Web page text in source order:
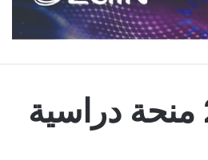
Orange الأردن تقدم 27 منحة دراسية